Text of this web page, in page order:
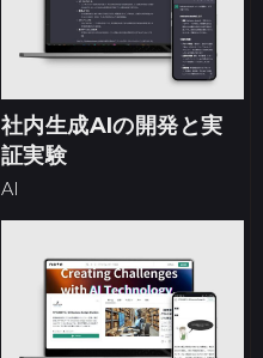
社内生成AIの開発と実
証実験
AI